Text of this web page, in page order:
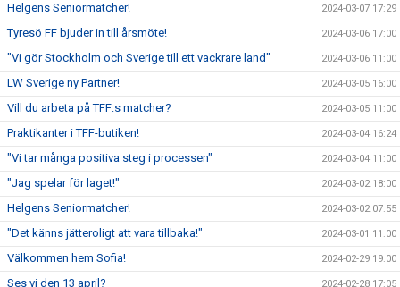
Helgens Seniormatcher! 2024-03-07 17:29
Tyresö FF bjuder in till årsmöte! 2024-03-06 17:00
"Vi gör Stockholm och Sverige till ett vackrare land" 2024-03-06 11:00
LW Sverige ny Partner! 2024-03-05 16:00
Vill du arbeta på TFF:s matcher? 2024-03-05 11:00
Praktikanter i TFF-butiken! 2024-03-04 16:24
"Vi tar många positiva steg i processen" 2024-03-04 11:00
"Jag spelar för laget!" 2024-03-02 18:00
Helgens Seniormatcher! 2024-03-02 07:55
"Det känns jätteroligt att vara tillbaka!" 2024-03-01 11:00
Välkommen hem Sofia! 2024-02-29 19:00
Ses vi den 13 april? 2024-02-28 17:05